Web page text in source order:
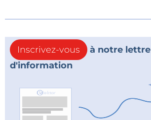
Inscrivez-vous
à notre lettre
d'information